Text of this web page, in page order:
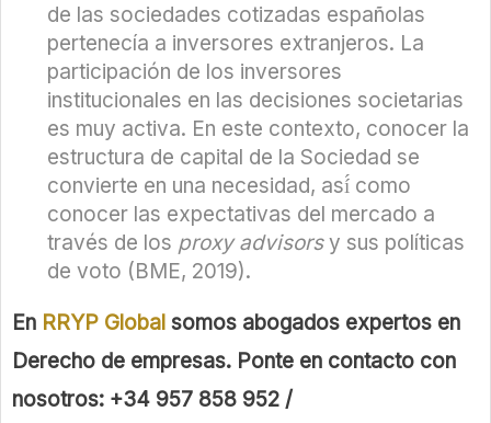
de las sociedades cotizadas españolas
pertenecía a inversores extranjeros. La
participación de los inversores
institucionales en las decisiones societarias
es muy activa. En este contexto, conocer la
estructura de capital de la Sociedad se
convierte en una necesidad, así́ como
conocer las expectativas del mercado a
través de los proxy advisorsy sus políticas
de voto (BME, 2019).
En RRYP Global somos abogados expertos en
Derecho de empresas. Ponte en contacto con
nosotros: +34 957 858 952 /